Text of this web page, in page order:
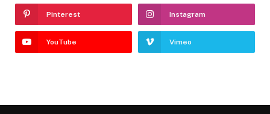
Pinterest Instagram
YouTube Vimeo